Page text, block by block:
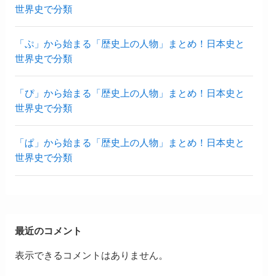
世界史で分類
「ぷ」から始まる「歴史上の人物」まとめ！日本史と
世界史で分類
「ぴ」から始まる「歴史上の人物」まとめ！日本史と
世界史で分類
「ぱ」から始まる「歴史上の人物」まとめ！日本史と
世界史で分類
最近のコメント
表示できるコメントはありません。